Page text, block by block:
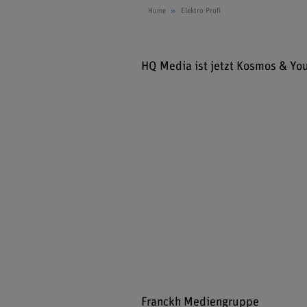
Home Elektro Profi
HQ Media ist jetzt Kosmos &
Franckh Mediengruppe